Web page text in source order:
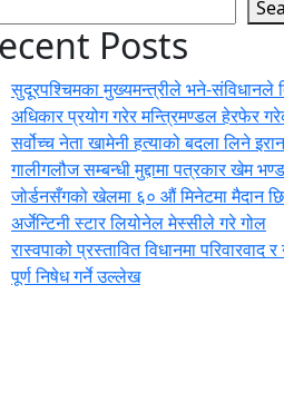
Posts
सुदूरपश्चिमका मुख्यमन्त्रीले भने-संविधानले
अधिकार प्रयोग गरेर मन्त्रिमण्डल हेरफेर
सर्वोच्च नेता खामेनी हत्याको बदला लिने
गालीगलौज सम्बन्धी मुद्दामा पत्रकार खेम
जोर्डनसँगको खेलमा ६० औं मिनेटमा मैदान
अर्जेन्टिनी स्टार लियोनेल मेस्सीले गरे गोल
रास्वपाको प्रस्तावित विधानमा परिवारवाद र
पूर्ण निषेध गर्ने उल्लेख